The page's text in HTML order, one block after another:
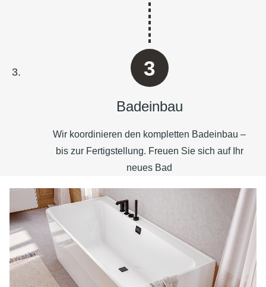
Badeinbau
Wir koordinieren den kompletten Badeinbau –
bis zur Fertigstellung. Freuen Sie sich auf Ihr
neues Bad